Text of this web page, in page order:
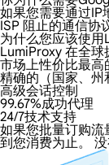
如果您需要通过IP
ISP 阻止的通信协
为什么您应该使
LumiProxy 在全
市场上性价比最高
精确的（国家、
高级会话控制
99.67%成功代理
24/7技术支持
如果您批量订购
到您消费为止。